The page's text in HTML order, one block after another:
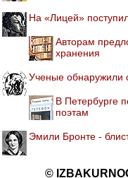
На «Лицей»
Авторам
хранения
Ученые обнаружили
В Петербурге
поэтам
Эмили Бронте -
©